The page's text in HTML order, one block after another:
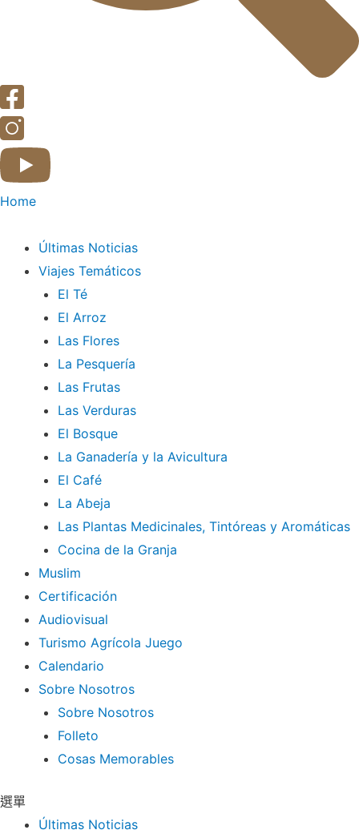
Home
Últimas Noticias
Viajes Temáticos
El Té
El Arroz
Las Flores
La Pesquería
Las Frutas
Las Verduras
El Bosque
La Ganadería y la Avicultura
El Café
La Abeja
Las Plantas Medicinales, Tintóreas y Aromáticas
Cocina de la Granja
Muslim
Certificación
Audiovisual
Turismo Agrícola Juego
Calendario
Sobre Nosotros
Sobre Nosotros
Folleto
Cosas Memorables
選單
Últimas Noticias